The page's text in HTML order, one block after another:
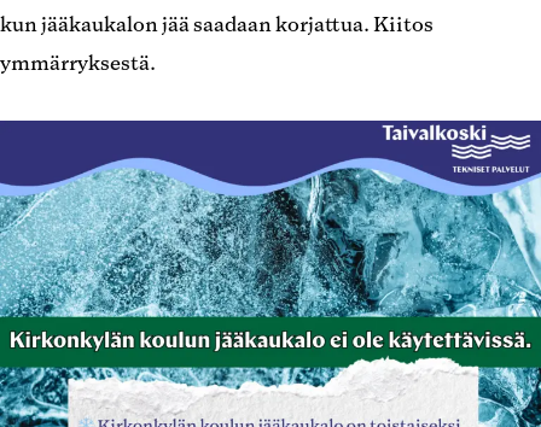
kun jääkaukalon jää saadaan korjattua. Kiitos
ymmärryksestä.